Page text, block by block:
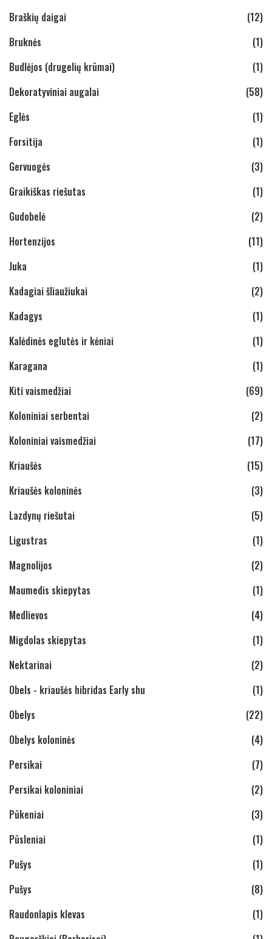
Braškių daigai
(12)
Bruknės
(1)
Budlėjos (drugelių krūmai)
(1)
Dekoratyviniai augalai
(58)
Eglės
(1)
Forsitija
(1)
Gervuogės
(3)
Graikiškas riešutas
(1)
Gudobelė
(2)
Hortenzijos
(11)
Juka
(1)
Kadagiai šliaužiukai
(2)
Kadagys
(1)
Kalėdinės eglutės ir kėniai
(1)
Karagana
(1)
Kiti vaismedžiai
(69)
Koloniniai serbentai
(2)
Koloniniai vaismedžiai
(17)
Kriaušės
(15)
Kriaušės koloninės
(3)
Lazdynų riešutai
(5)
Ligustras
(1)
Magnolijos
(2)
Maumedis skiepytas
(1)
Medlievos
(4)
Migdolas skiepytas
(1)
Nektarinai
(2)
Obels - kriaušės hibridas Early shu
(1)
Obelys
(22)
Obelys koloninės
(4)
Persikai
(7)
Persikai koloniniai
(2)
Pūkeniai
(3)
Pūsleniai
(1)
Pušys
(1)
Pušys
(8)
Raudonlapis klevas
(1)